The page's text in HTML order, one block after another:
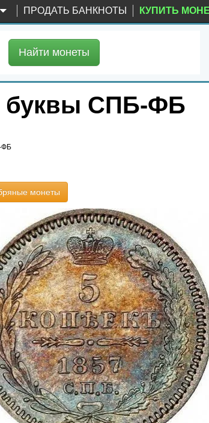
ПРОДАТЬ БАНКНОТЫ КУПИТЬ
Найти монеты
буквы СПБ-ФБ
ФБ
монеты